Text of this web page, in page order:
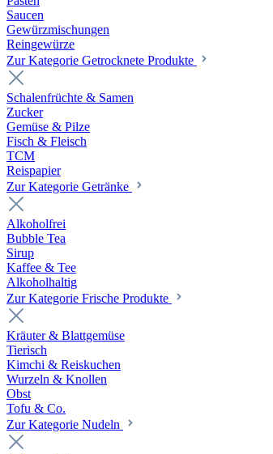
Saucen
Gewürzmischungen
Reingewürze
Zur Kategorie Getrocknete Produkte
Schalenfrüchte & Samen
Zucker
Gemüse & Pilze
Fisch & Fleisch
TCM
Reispapier
Zur Kategorie Getränke
Alkoholfrei
Bubble Tea
Sirup
Kaffee & Tee
Alkoholhaltig
Zur Kategorie Frische Produkte
Kräuter & Blattgemüse
Tierisch
Kimchi & Reiskuchen
Wurzeln & Knollen
Obst
Tofu & Co.
Zur Kategorie Nudeln